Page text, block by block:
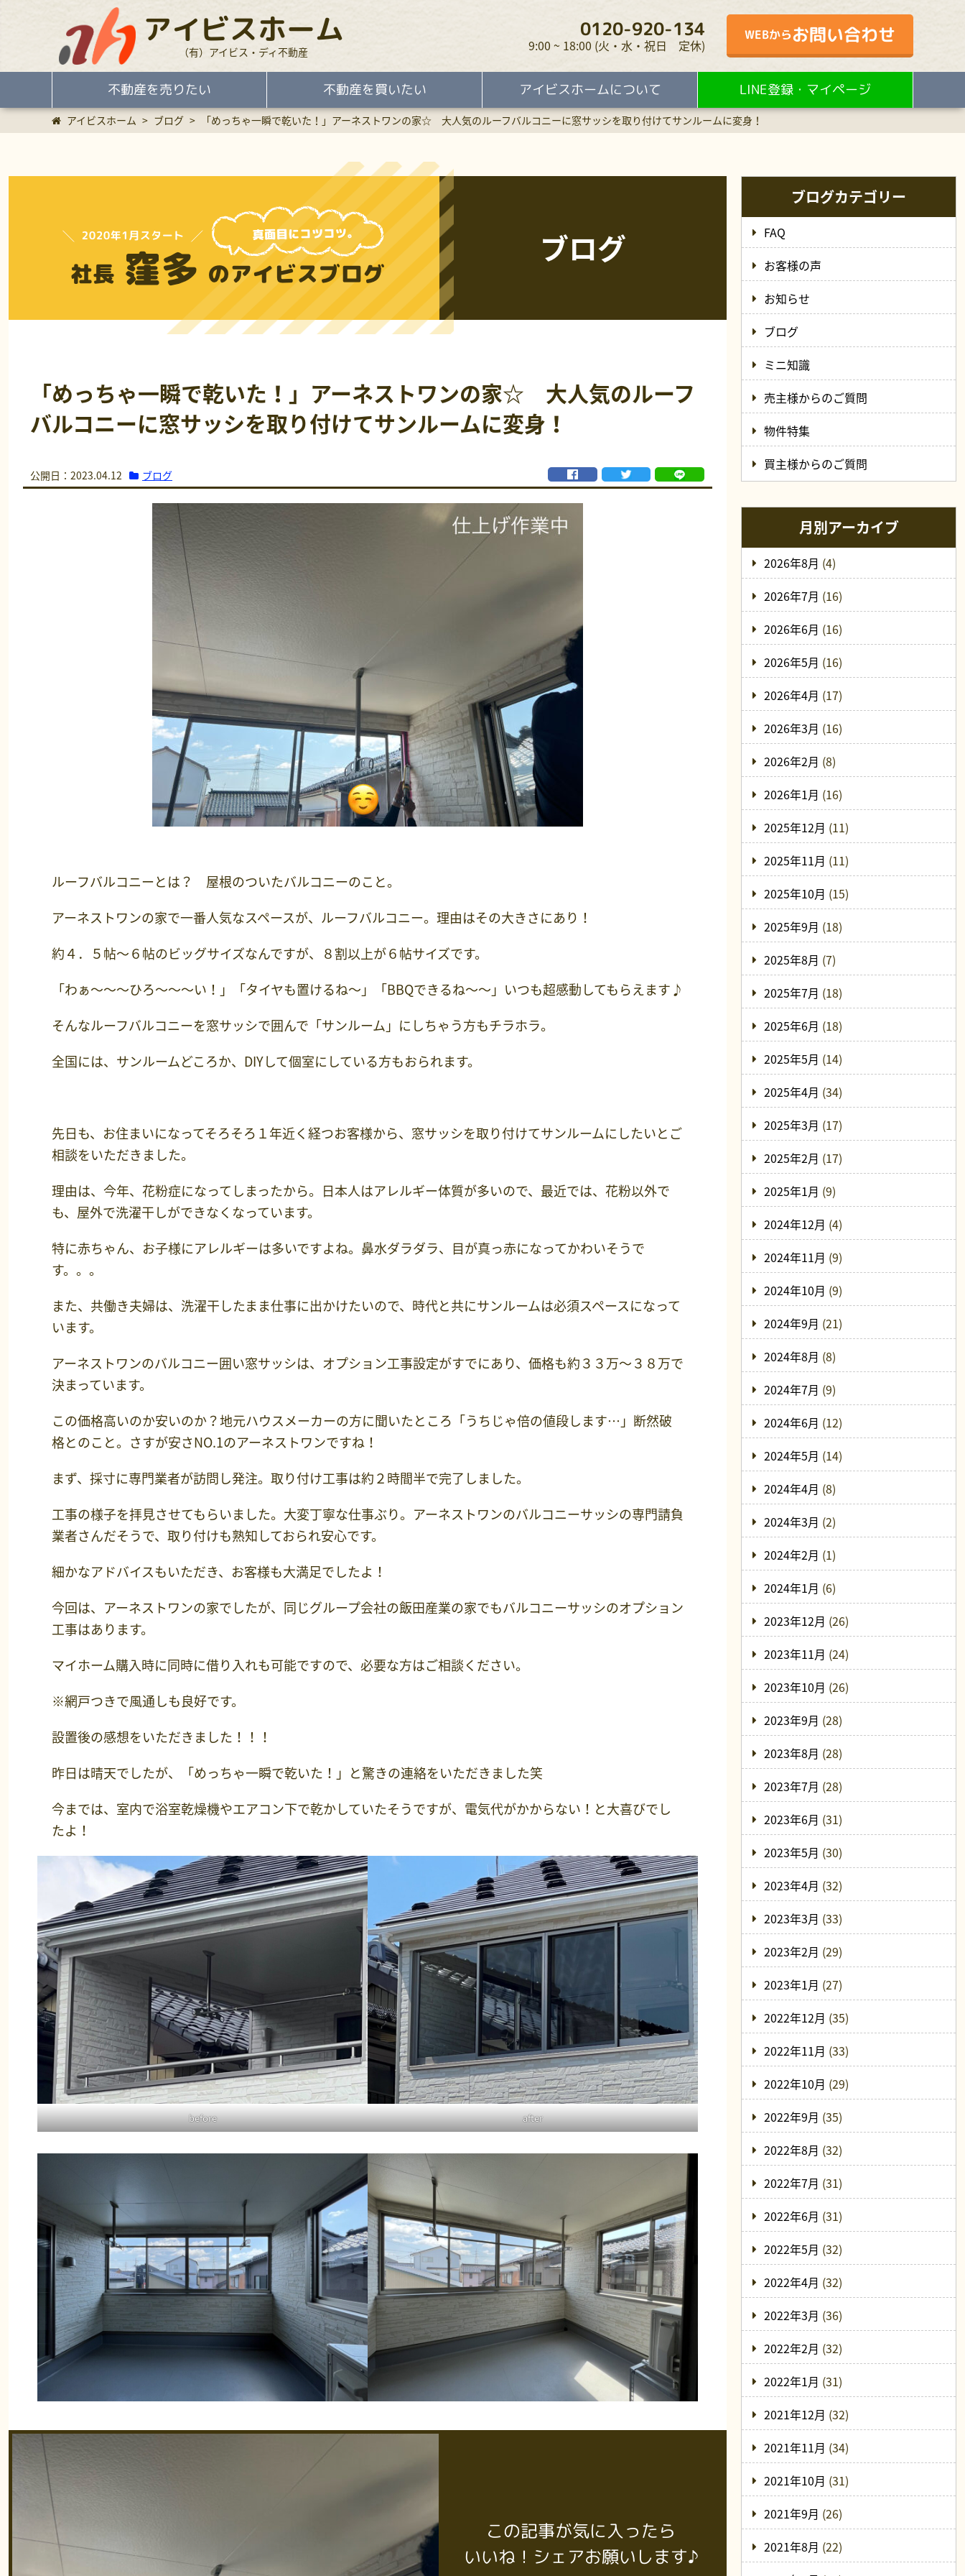
アイビスホーム
（有）アイビス・ディ不動産
0120-920-134
9:00 ~ 18:00 (火・水・祝日 定休)
WEBからお問い合わせ
不動産を売りたい 不動産を買いたい アイビスホームについて LINE登録・マイページ
アイビスホーム > ブログ > 「めっちゃ一瞬で乾いた！」アーネストワンの家☆ 大人気のルーフバルコニーに窓サッシを取り付けてサンルームに変身！
ブログ
「めっちゃ一瞬で乾いた！」アーネストワンの家☆ 大人気のルーフ
バルコニーに窓サッシを取り付けてサンルームに変身！
公開日：2023.04.12 ブログ
ルーフバルコニーとは？ 屋根のついたバルコニーのこと。
アーネストワンの家で一番人気なスペースが、ルーフバルコニー。理由はその大きさにあり！
約４．５帖～６帖のビッグサイズなんですが、８割以上が６帖サイズです。
「わぁ～～～ひろ～～～い！」「タイヤも置けるね～」「BBQできるね～～」いつも超感動してもらえます♪
そんなルーフバルコニーを窓サッシで囲んで「サンルーム」にしちゃう方もチラホラ。
全国には、サンルームどころか、DIYして個室にしている方もおられます。
先日も、お住まいになってそろそろ１年近く経つお客様から、窓サッシを取り付けてサンルームにしたいとご
相談をいただきました。
理由は、今年、花粉症になってしまったから。日本人はアレルギー体質が多いので、最近では、花粉以外で
も、屋外で洗濯干しができなくなっています。
特に赤ちゃん、お子様にアレルギーは多いですよね。鼻水ダラダラ、目が真っ赤になってかわいそうで
す。。。
また、共働き夫婦は、洗濯干したまま仕事に出かけたいので、時代と共にサンルームは必須スペースになって
います。
アーネストワンのバルコニー囲い窓サッシは、オプション工事設定がすでにあり、価格も約３３万～３８万で
決まっています。
この価格高いのか安いのか？地元ハウスメーカーの方に聞いたところ「うちじゃ倍の値段します…」断然破
格とのこと。さすが安さNO.1のアーネストワンですね！
まず、採寸に専門業者が訪問し発注。取り付け工事は約２時間半で完了しました。
工事の様子を拝見させてもらいました。大変丁寧な仕事ぶり。アーネストワンのバルコニーサッシの専門請負
業者さんだそうで、取り付けも熟知しておられ安心です。
細かなアドバイスもいただき、お客様も大満足でしたよ！
今回は、アーネストワンの家でしたが、同じグループ会社の飯田産業の家でもバルコニーサッシのオプション
工事はあります。
マイホーム購入時に同時に借り入れも可能ですので、必要な方はご相談ください。
※網戸つきで風通しも良好です。
設置後の感想をいただきました！！！
昨日は晴天でしたが、「めっちゃ一瞬で乾いた！」と驚きの連絡をいただきました笑
今までは、室内で浴室乾燥機やエアコン下で乾かしていたそうですが、電気代がかからない！と大喜びでし
たよ！
before after
この記事が気に入ったら
いいね！シェアお願いします♪
ブログカテゴリー
FAQ
お客様の声
お知らせ
ブログ
ミニ知識
売主様からのご質問
物件特集
買主様からのご質問
月別アーカイブ
2026年8月 (4)
2026年7月 (16)
2026年6月 (16)
2026年5月 (16)
2026年4月 (17)
2026年3月 (16)
2026年2月 (8)
2026年1月 (16)
2025年12月 (11)
2025年11月 (11)
2025年10月 (15)
2025年9月 (18)
2025年8月 (7)
2025年7月 (18)
2025年6月 (18)
2025年5月 (14)
2025年4月 (34)
2025年3月 (17)
2025年2月 (17)
2025年1月 (9)
2024年12月 (4)
2024年11月 (9)
2024年10月 (9)
2024年9月 (21)
2024年8月 (8)
2024年7月 (9)
2024年6月 (12)
2024年5月 (14)
2024年4月 (8)
2024年3月 (2)
2024年2月 (1)
2024年1月 (6)
2023年12月 (26)
2023年11月 (24)
2023年10月 (26)
2023年9月 (28)
2023年8月 (28)
2023年7月 (28)
2023年6月 (31)
2023年5月 (30)
2023年4月 (32)
2023年3月 (33)
2023年2月 (29)
2023年1月 (27)
2022年12月 (35)
2022年11月 (33)
2022年10月 (29)
2022年9月 (35)
2022年8月 (32)
2022年7月 (31)
2022年6月 (31)
2022年5月 (32)
2022年4月 (32)
2022年3月 (36)
2022年2月 (32)
2022年1月 (31)
2021年12月 (32)
2021年11月 (34)
2021年10月 (31)
2021年9月 (26)
2021年8月 (22)